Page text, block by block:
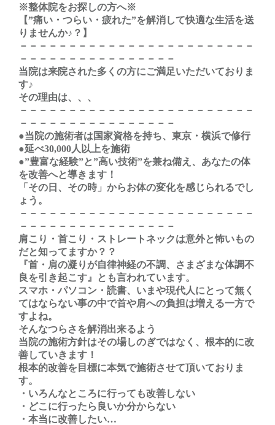
※整体院をお探しの方へ※
【”痛い・つらい・疲れた”を解消して快適な生活を送
りませんか♪？】
－－－－－－－－－－－－－－－－－－－－－－－－
－－－－－－－－－－－－－－－－
当院は来院された多くの方にご満足いただいておりま
す♪
その理由は、、、
－－－－－－－－－－－－－－－－－－－－－－－－
－－－－－－－－－－－－－－－－
●当院の施術者は国家資格を持ち、東京・横浜で修行
●延べ30,000人以上を施術
●”豊富な経験”と”高い技術”を兼ね備え、あなたの体
を改善へと導きます！
「その日、その時」からお体の変化を感じられるでし
ょう。
－－－－－－－－－－－－－－－－－－－－－－－－
－－－－－－－－－－－－－－－－
肩こり・首こり・ストレートネックは意外と怖いもの
だと知ってますか？？
『首・肩の凝りが自律神経の不調、さまざまな体調不
良を引き起こす』とも言われています。
スマホ・パソコン・読書、いまや現代人にとって無く
てはならない事の中で首や肩への負担は増える一方で
すよね。
そんなつらさを解消出来るよう
当院の施術方針はその場しのぎではなく、根本的に改
善していきます！
根本的改善を目標に本気で施術させて頂いておりま
す。
・いろんなところに行っても改善しない
・どこに行ったら良いか分からない
・本当に改善したい…